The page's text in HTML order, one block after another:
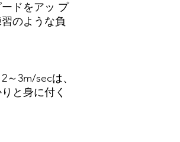
ドをアッ プ
のような負
3m/secは、
と身に付く